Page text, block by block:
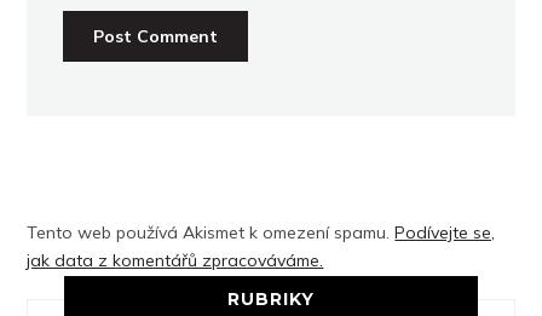
Tento web používá Akismet k omezení spamu.Podívejte se,
jak data z komentářů zpracováváme.
RUBRIKY